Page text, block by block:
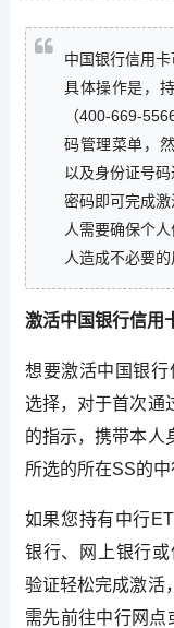
中国银行信用
具体操作是，
（400-669-
码管理菜单，
以及身份证号
密码即可完成
人需要确保个
人造成不必要的
激活中国银行信用
想要激活中国银
选择，对于首次通
的指示，携带本人
所选的所在SS的中
如果您持有中行
银行、网上银行
验证轻松完成激活
需先前往中行网点